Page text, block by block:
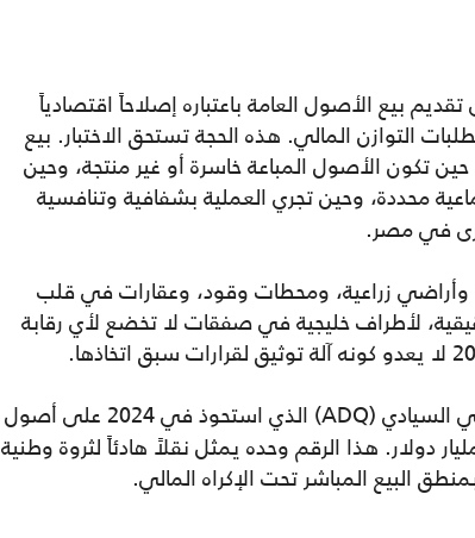
بيع الأصول العامة باعتباره إصلاحاً اقتصادياً
التوازن المالي. هذه الحجة تستحق الاختبار. بيع
تكون الأصول المباعة خاسرة أو غير منتجة، وحين
محددة، وحين تجري العملية بشفافية وتنافسية
في مصر.
زراعية، ومحطات وقود، وعقارات في قلب
لأطراف خليجية في صفقات لا تخضع لأي رقابة
عبر صندوق أبو ظبي السيادي (ADQ) الذي استحوذ في 2024 على أصول
وصناعية وزراعية بقيمة إجمالية تجاوزت 35 مليار دولار. هذا الرقم وحده يمثل نقلاً هادئاً لثروة وطنية
البيع المباشر تحت الإكراه المالي.